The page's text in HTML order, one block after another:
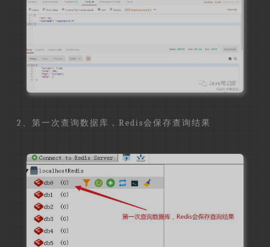
2、第一次查询数据库，Redis会保存查询结果